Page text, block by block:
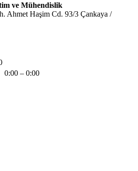
ve Mühendislik
Ahmet Haşim Cd. 93/3 Çankaya /
0:00 – 0:00